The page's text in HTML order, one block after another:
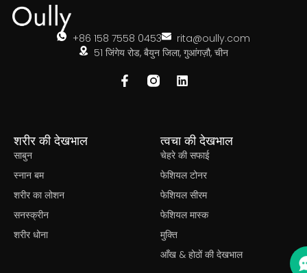
+86 158 7558 0453
rita@oully.com
51 जिंगेय रोड, बैयुन जिला, गुआंगज़ौ, चीन
शरीर की देखभाल
साबुन
स्नान बम
शरीर का लोशन
सनस्क्रीन
शरीर धोना
त्वचा की देखभाल
चेहरे की सफाई
फेशियल टोनर
फेशियल सीरम
फेशियल मास्क
मुक्ति
आँख & होठों की देखभाल